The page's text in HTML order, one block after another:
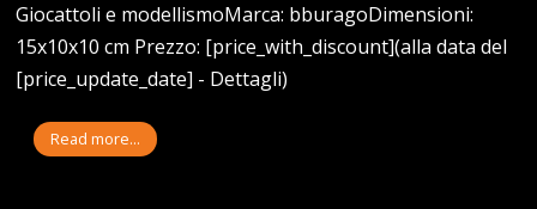
Giocattoli e modellismoMarca: bburagoDimensioni:
15x10x10 cm Prezzo: [price_with_discount](alla data del
[price_update_date] - Dettagli)
Read more...